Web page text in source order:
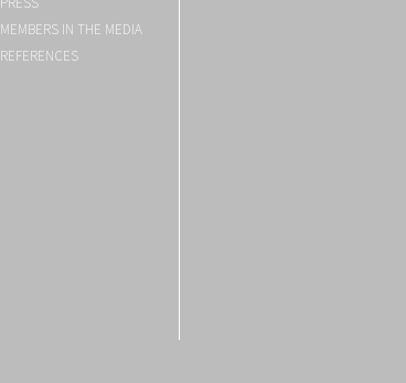
MEMBERS IN THE MEDIA
REFERENCES